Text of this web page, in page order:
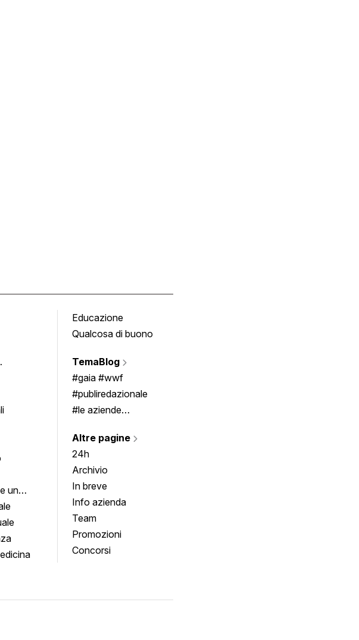
un
Educazione
Qualcosa di buono
TemaBlog
#gaia #wwf
#publiredazionale
#le aziende
Altre pagine
24h
Archivio
In breve
Info azienda
Team
Promozioni
Concorsi